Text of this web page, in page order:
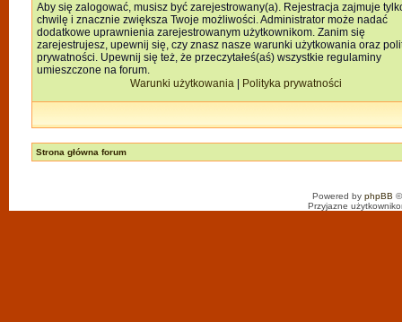
Aby się zalogować, musisz być zarejestrowany(a). Rejestracja zajmuje
chwilę i znacznie zwiększa Twoje możliwości. Administrator może nadać
dodatkowe uprawnienia zarejestrowanym użytkownikom. Zanim się
zarejestrujesz, upewnij się, czy znasz nasze warunki użytkowania oraz
prywatności. Upewnij się też, że przeczytałeś(aś) wszystkie regulaminy
umieszczone na forum.
Warunki użytkowania| Polityka prywatności
Strona główna forum
Powered by phpBB
Przyjazne